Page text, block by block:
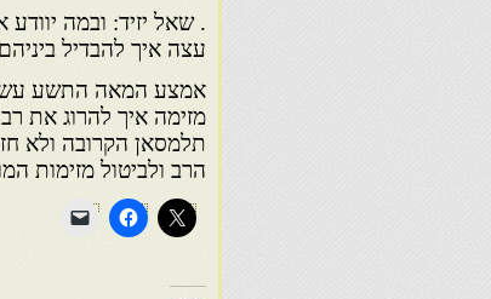
. שאל יזיד: ובמה
עצה איך להבדיל
אמצע המאה התשע
מזימה איך להרוג את
תלמסאן הקרובה ולא
הרב ולביטול מזימות